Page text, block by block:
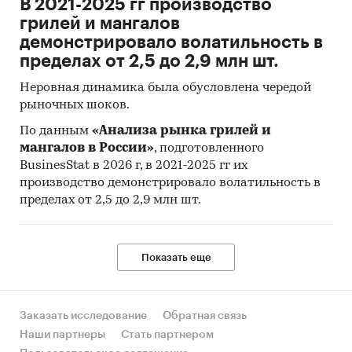
сформирован отечественным производством.
Импортные и экспортные поставки носят
несистемный характер. Объем рынка эковаты
в России в 2018 г. увеличился относительно
2017 г. и составил $ 17 718,8 тыс. Так же в отчете
содержится информация об объёме рынка в
первом полугодии 2019 г.
На Российском рынке представлено порядка 24
крупных и средних поизводителей эковаты.
Наибольшую долю производства эковаты в
2018 г. заняли следующие компании: ООО
ВТОРМА-БАЙКАЛ, ООО ЭКОВАТА и ООО
ЭКОХАУС. Так как производством эковаты
было отведено порядка 7-10% суммарного
производства эковаты в России.
В 2021-2025 гг производство
грилей и мангалов
демонстрировало волатильность в
пределах от 2,5 до 2,9 млн шт.
Неровная динамика была обусловлена чередой
рыночных шоков.
По данным «Анализа рынка грилей и
мангалов в России», подготовленного
BusinesStat в 2026 г, в 2021-2025 гг их
производство демонстрировало волатильность в
пределах от 2,5 до 2,9 млн шт.
Показать еще
Заказать исследование
Обратная связь
Наши партнеры
Стать партнером